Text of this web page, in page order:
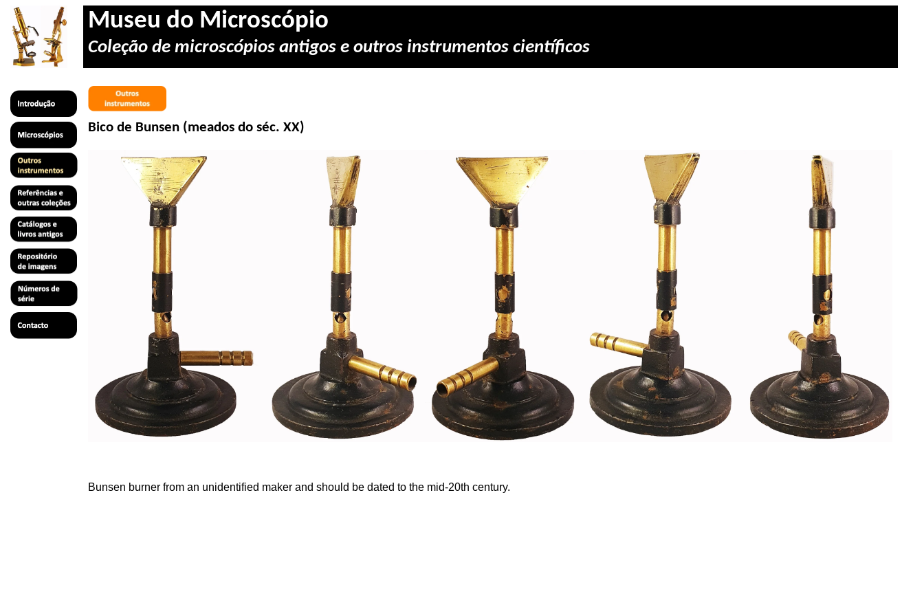
Museu do Microscópio
Coleção de microscópios antigos e outros instrumentos científicos
Bico de Bunsen (meados do séc.XX)
Bunsen burner from an unidentified maker and should be dated to the mid-20th century.